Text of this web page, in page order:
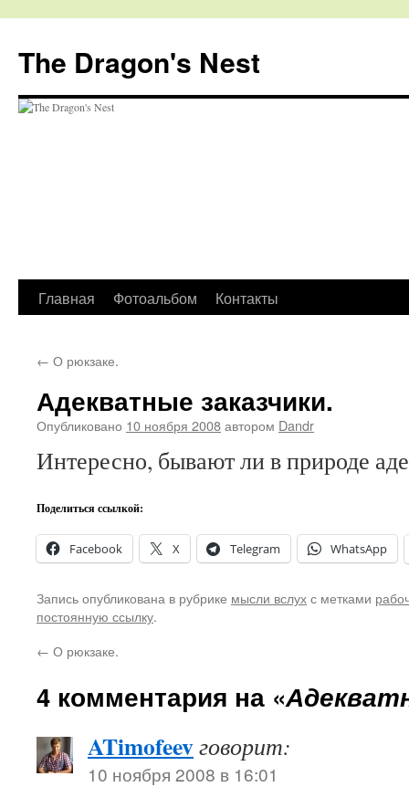
The Dragon's Nest
Перейти
содержимому
Главная Фотоальбом Контакты
← О рюкзаке.
Адекватные заказчики.
Опубликовано 10 ноября 2008автором Dandr
Интересно, бывают ли в природе
Поделиться ссылкой:
Facebook X Telegram WhatsApp
Запись опубликована в рубрике мысли вслухс метками
постоянную ссылку.
← О рюкзаке.
4 комментария на «
ATimofeevговорит:
10 ноября 2008 в 16:01